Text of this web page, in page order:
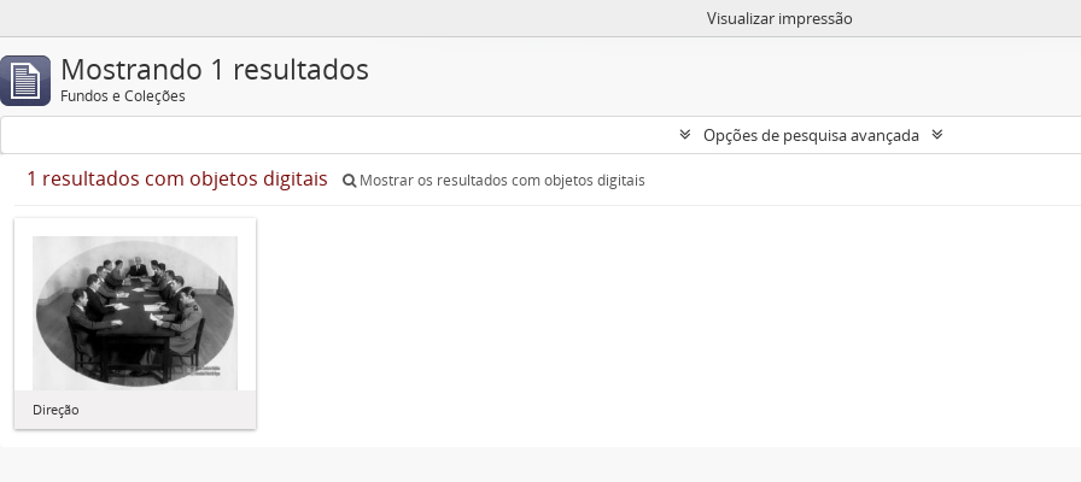
Visualizar impressão
Mostrando 1 resultados
Fundos e Coleções
Opções de pesquisa avançada
1 resultados com objetos digitais Mostrar os resultados com objetos digitais
Direção